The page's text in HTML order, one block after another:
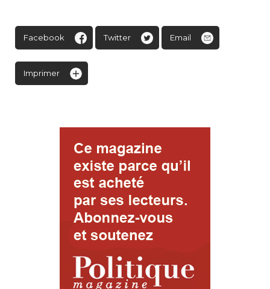
Facebook Twitter Email
Imprimer